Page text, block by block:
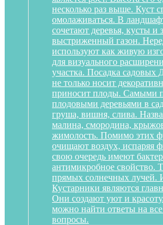
несколько раз выше. Куст
омолаживаться. В
сочетают деревья, кусты и
выстриженный газон.
используют как живую
для визуального
участка. Посадка садовых
не только носит
приносит плоды. Самыми
плодовыми деревьями в
груша, вишня, слива.
малина, смородина,
жимолость. Помимо этих
очищают воздух, испаряя
свою очередь имеют
антимикробное свойство.
прямых солнечных лучей.
Кустарники являются
Они создают уют и
можно найти ответы на
вопросы.